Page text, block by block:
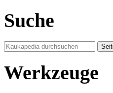
Suche
Werkzeuge